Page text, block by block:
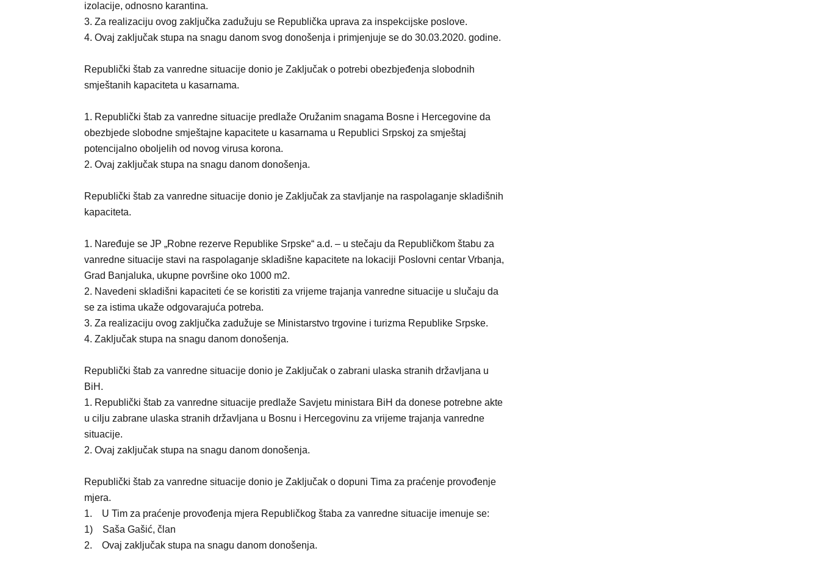
izolacije, odnosno karantina.
3. Za realizaciju ovog zaključka zadužuju se Republička uprava za inspekcijske poslove.
4. Ovaj zaključak stupa na snagu danom svog donošenja i primjenjuje se do 30.03.2020. godine.
Republički štab za vanredne situacije donio je Zaključak o potrebi obezbjeđenja slobodnih
smještanih kapaciteta u kasarnama.
1. Republički štab za vanredne situacije predlaže Oružanim snagama Bosne i Hercegovine da
obezbjede slobodne smještajne kapacitete u kasarnama u Republici Srpskoj za smještaj
potencijalno oboljelih od novog virusa korona.
2. Ovaj zaključak stupa na snagu danom donošenja.
Republički štab za vanredne situacije donio je Zaključak za stavljanje na raspolaganje skladišnih
kapaciteta.
1. Naređuje se JP „Robne rezerve Republike Srpske“ a.d. – u stečaju da Republičkom štabu za
vanredne situacije stavi na raspolaganje skladišne kapacitete na lokaciji Poslovni centar Vrbanja,
Grad Banjaluka, ukupne površine oko 1000 m2.
2. Navedeni skladišni kapaciteti će se koristiti za vrijeme trajanja vanredne situacije u slučaju da
se za istima ukaže odgovarajuća potreba.
3. Za realizaciju ovog zaključka zadužuje se Ministarstvo trgovine i turizma Republike Srpske.
4. Zaključak stupa na snagu danom donošenja.
Republički štab za vanredne situacije donio je Zaključak o zabrani ulaska stranih državljana u
BiH.
1. Republički štab za vanredne situacije predlaže Savjetu ministara BiH da donese potrebne akte
u cilju zabrane ulaska stranih državljana u Bosnu i Hercegovinu za vrijeme trajanja vanredne
situacije.
2. Ovaj zaključak stupa na snagu danom donošenja.
Republički štab za vanredne situacije donio je Zaključak o dopuni Tima za praćenje provođenje
mjera.
1. U Tim za praćenje provođenja mjera Republičkog štaba za vanredne situacije imenuje se:
1) Saša Gašić, član
2. Ovaj zaključak stupa na snagu danom donošenja.